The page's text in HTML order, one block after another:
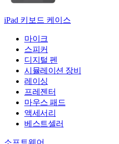
iPad 키보드 케이스
마이크
스피커
디지털 펜
시뮬레이션 장비
레이싱
프레젠터
마우스 패드
액세서리
베스트셀러
소프트웨어